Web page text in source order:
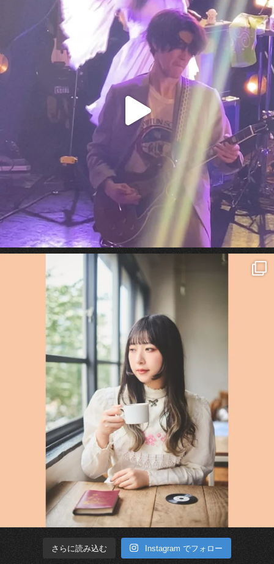
さらに読み込む Instagram でフォロー